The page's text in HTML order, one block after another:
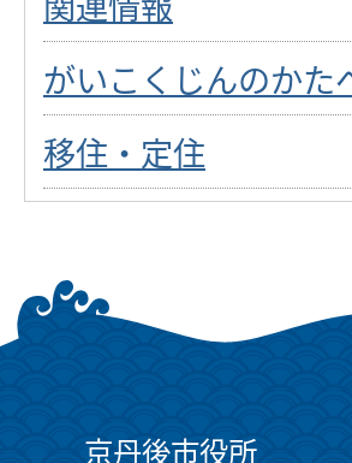
がいこくじんのか
移住・定住
京丹後市役所